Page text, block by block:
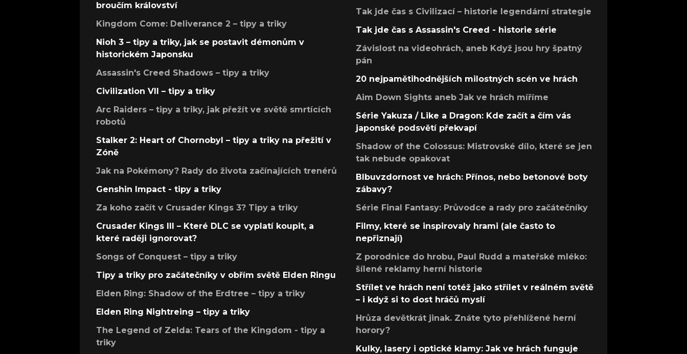
broučím království
Kingdom Come: Deliverance 2 – tipy a triky
Nioh 3 – tipy a triky, jak se postavit démonům v
historickém Japonsku
Assassin's Creed Shadows – tipy a triky
Civilization VII – tipy a triky
Arc Raiders – tipy a triky, jak přežít ve světě smrtících
robotů
Stalker 2: Heart of Chornobyl – tipy a triky na přežití v
Zóně
Jak na Pokémony? Rady do života začínajících trenérů
Genshin Impact - tipy a triky
Za koho začít v Crusader Kings 3? Tipy a triky
Crusader Kings III – Které DLC se vyplatí koupit, a
které raději ignorovat?
Songs of Conquest – tipy a triky
Tipy a triky pro začátečníky v obřím světě Elden Ringu
Elden Ring: Shadow of the Erdtree – tipy a triky
Elden Ring Nightreing – tipy a triky
The Legend of Zelda: Tears of the Kingdom - tipy a
triky
Tak jde čas s Civilizací – historie legendární strategie
Tak jde čas s Assassin's Creed - historie série
Závislost na videohrách, aneb Když jsou hry špatný
pán
20 nejpamětihodnějších milostných scén ve hrách
Aim Down Sights aneb Jak ve hrách míříme
Série Yakuza / Like a Dragon: Kde začít a čím vás
japonské podsvětí překvapí
Shadow of the Colossus: Mistrovské dílo, které se jen
tak nebude opakovat
Blbuvzdornost ve hrách: Přínos, nebo betonové boty
zábavy?
Série Final Fantasy: Průvodce a rady pro začátečníky
Filmy, které se inspirovaly hrami (ale často to
nepřiznají)
Z porodnice do hrobu, Paul Rudd a mateřské mléko:
šílené reklamy herní historie
Střílet ve hrách není totéž jako střílet v reálném světě
– i když si to dost hráčů myslí
Hrůza devětkrát jinak. Znáte tyto přehlížené herní
horory?
Kulky, lasery i optické klamy: Jak ve hrách funguje